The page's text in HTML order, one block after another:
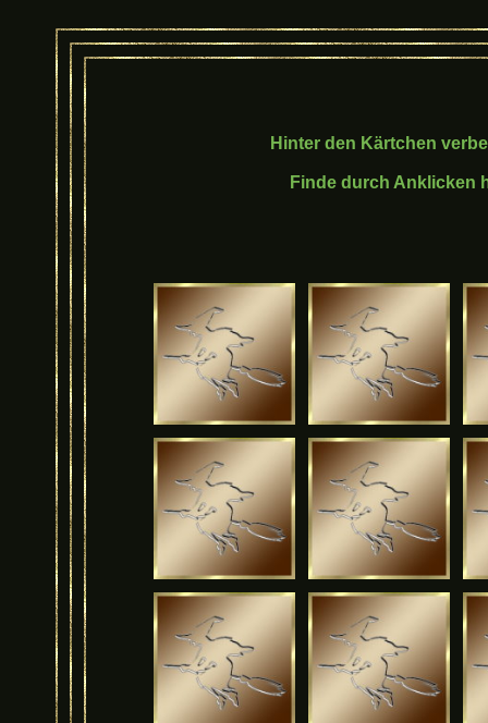
Hinter den Kärtchen
Finde durch Anklicken